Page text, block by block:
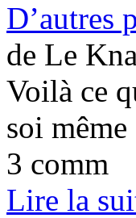
D’autres
de Le
Voilà ce
soi
3 comm
Lire la